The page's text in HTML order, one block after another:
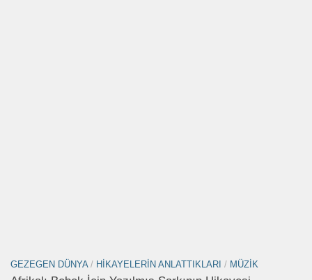
GEZEGEN DÜNYA/ HIKAYELERIN ANLATTIKLARI / MÜZIK